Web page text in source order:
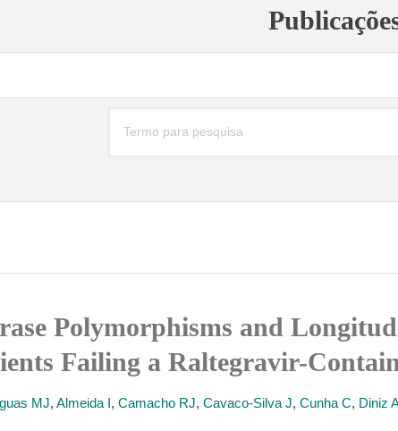
Polymorphisms and
Failing a Raltegravir-
MJ, Almeida I, Camacho RJ, Cavaco-Silva J, Cunha C, Diniz